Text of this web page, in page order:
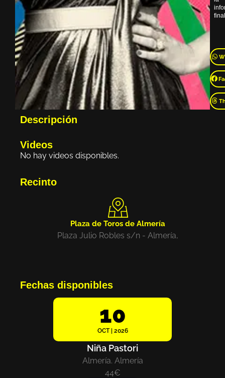
Descripción
Videos
No hay videos disponibles.
Recinto
Plaza de Toros de Almería
Plaza Julio Robles s/n - Almería,
Fechas disponibles
10
OCT | 2026
Niña Pastori
Almería. Almería
44€